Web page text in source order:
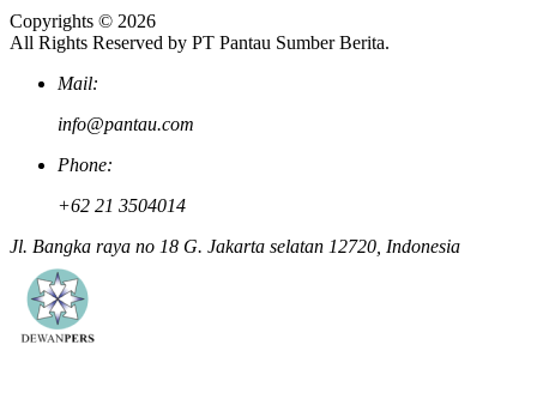
Copyrights © 2026
All Rights Reserved by PT Pantau Sumber Berita.
Mail:
info@pantau.com
Phone:
+62 21 3504014
Jl. Bangka raya no 18 G. Jakarta selatan 12720, Indonesia